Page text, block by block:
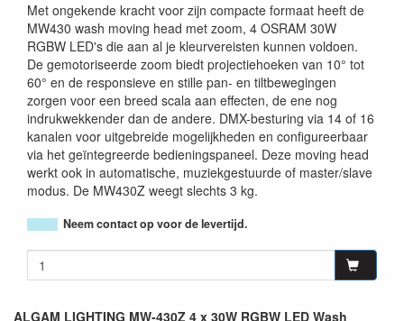
Met ongekende kracht voor zijn compacte formaat heeft de
MW430 wash moving head met zoom, 4 OSRAM 30W
RGBW LED's die aan al je kleurvereisten kunnen voldoen.
De gemotoriseerde zoom biedt projectiehoeken van 10° tot
60° en de responsieve en stille pan- en tiltbewegingen
zorgen voor een breed scala aan effecten, de ene nog
indrukwekkender dan de andere. DMX-besturing via 14 of 16
kanalen voor uitgebreide mogelijkheden en configureerbaar
via het geïntegreerde bedieningspaneel. Deze moving head
werkt ook in automatische, muziekgestuurde of master/slave
modus. De MW430Z weegt slechts 3 kg.
Neem contact op voor de levertijd.
ALGAM LIGHTING MW-430Z 4 x 30W RGBW LED Wash